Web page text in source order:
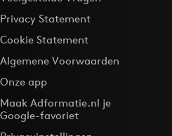
Privacy Statement
Cookie Statement
Algemene Voorwaarden
Onze app
Maak Adformatie.nl je
Google-favoriet